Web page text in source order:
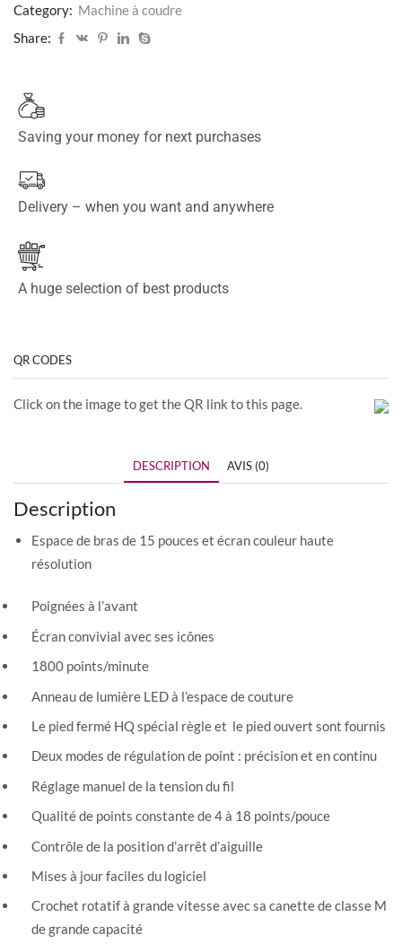
Category: Machine à coudre
Share:
Saving your money for next purchases
Delivery – when you want and anywhere
A huge selection of best products
QR CODES
Click on the image to get the QR link to this page.
DESCRIPTION AVIS (0)
Description
Espace de bras de 15 pouces et écran couleur haute
résolution
Poignées à l’avant
Écran convivial avec ses icônes
1800 points/minute
Anneau de lumière LED à l’espace de couture
Le pied fermé HQ spécial règle et le pied ouvert sont fournis
Deux modes de régulation de point : précision et en continu
Réglage manuel de la tension du fil
Qualité de points constante de 4 à 18 points/pouce
Contrôle de la position d’arrêt d’aiguille
Mises à jour faciles du logiciel
Crochet rotatif à grande vitesse avec sa canette de classe M
de grande capacité